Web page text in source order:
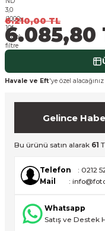
Cihazları
6.210,00 TL
6.085,80
Havale ve Eft'ye özel
Gelince
Bu ürünü satın alarak 61
Telefon
: 0212
Mail
:
Whatsapp
Satış ve Destek